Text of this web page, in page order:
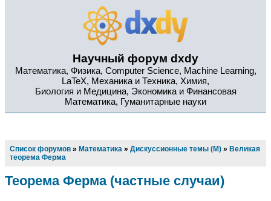
Научный форум dxdy
Математика, Физика, Computer Science, Machine Learning,
LaTeX, Механика и Техника, Химия,
Биология и Медицина, Экономика и Финансовая
Математика, Гуманитарные науки
Список форумов » Математика » Дискуссионные темы (М) » Великая
теорема Ферма
Теорема Ферма (частные случаи)